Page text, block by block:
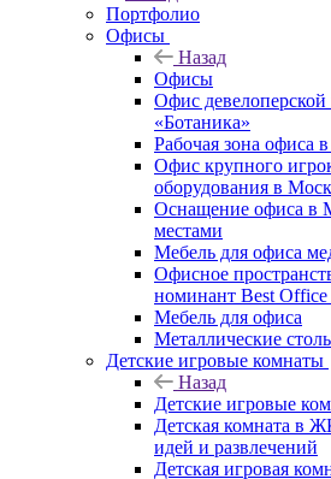
Портфолио
Офисы
Назад
Офисы
Офис
«Ботаника»
Рабочая зона офиса
Офис крупного
оборудования в
Оснащение офиса в
местами
Мебель для офиса
Офисное
номинант Best Office
Мебель для офиса
Металлические
Детские игровые комнаты
Назад
Детские игровые
Детская комната в
идей и развлечений
Детская игровая